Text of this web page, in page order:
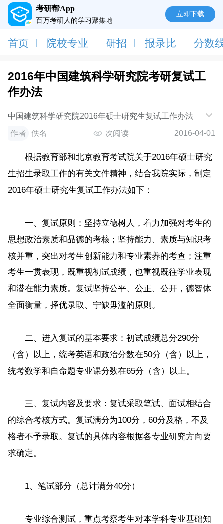
考研帮App
百万考研人的学习聚集地
立即下载
首页 院校专业 研招 报录比 分数
2016年中国建筑科学研究院考研复试工
作办法
中国建筑科学研究院2016年硕士研究生复试工作办法
作者 佚名 次阅读 2016-04-01
根据教育部和北京教育考试院关于2016年硕士研究
生招生录取工作的有关文件精神，结合我院实际，制定
2016年硕士研究生复试工作办法如下：
一、复试原则：坚持立德树人，着力加强对考生的
思想政治素质和品德的考核；坚持能力、素质与知识考
核并重，突出对考生创新能力和专业素养的考查；注重
考生一贯表现，既重视初试成绩，也重视既往学业表现
和潜在能力素质。复试坚持公平、公正、公开，德智体
全面衡量，择优录取、宁缺毋滥的原则。
二、进入复试的基本要求：初试成绩总分290分
（含）以上，统考英语和政治分数在50分（含）以上，
统考数学和自命题专业课分数在65分（含）以上。
三、复试内容及要求：复试采取笔试、面试相结合
的综合考核方式。复试满分为100分，60分及格，不及
格者不予录取。复试的具体内容根据各专业研究方向要
求确定。
1、笔试部分（总计满分40分）
专业综合测试，重点考察考生对本学科专业基础知